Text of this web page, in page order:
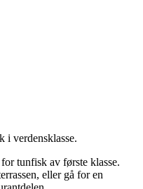
i verdensklasse.
tunfisk av første klasse.
eller gå for en